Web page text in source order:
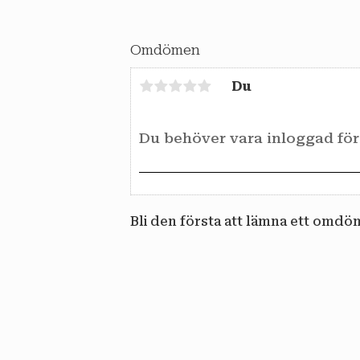
Omdömen
Du
Bli den första att lämna ett